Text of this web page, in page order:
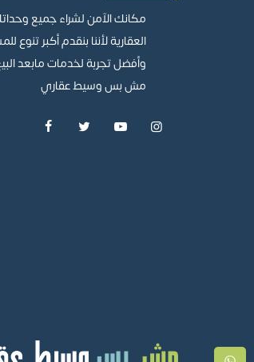
مكانك الآمن لشراء جميع
العقارية لأننا بنقدم أكبر تنوع
وأفضل تجربة لخدمات مابعد
مش بس وسيط عقاري